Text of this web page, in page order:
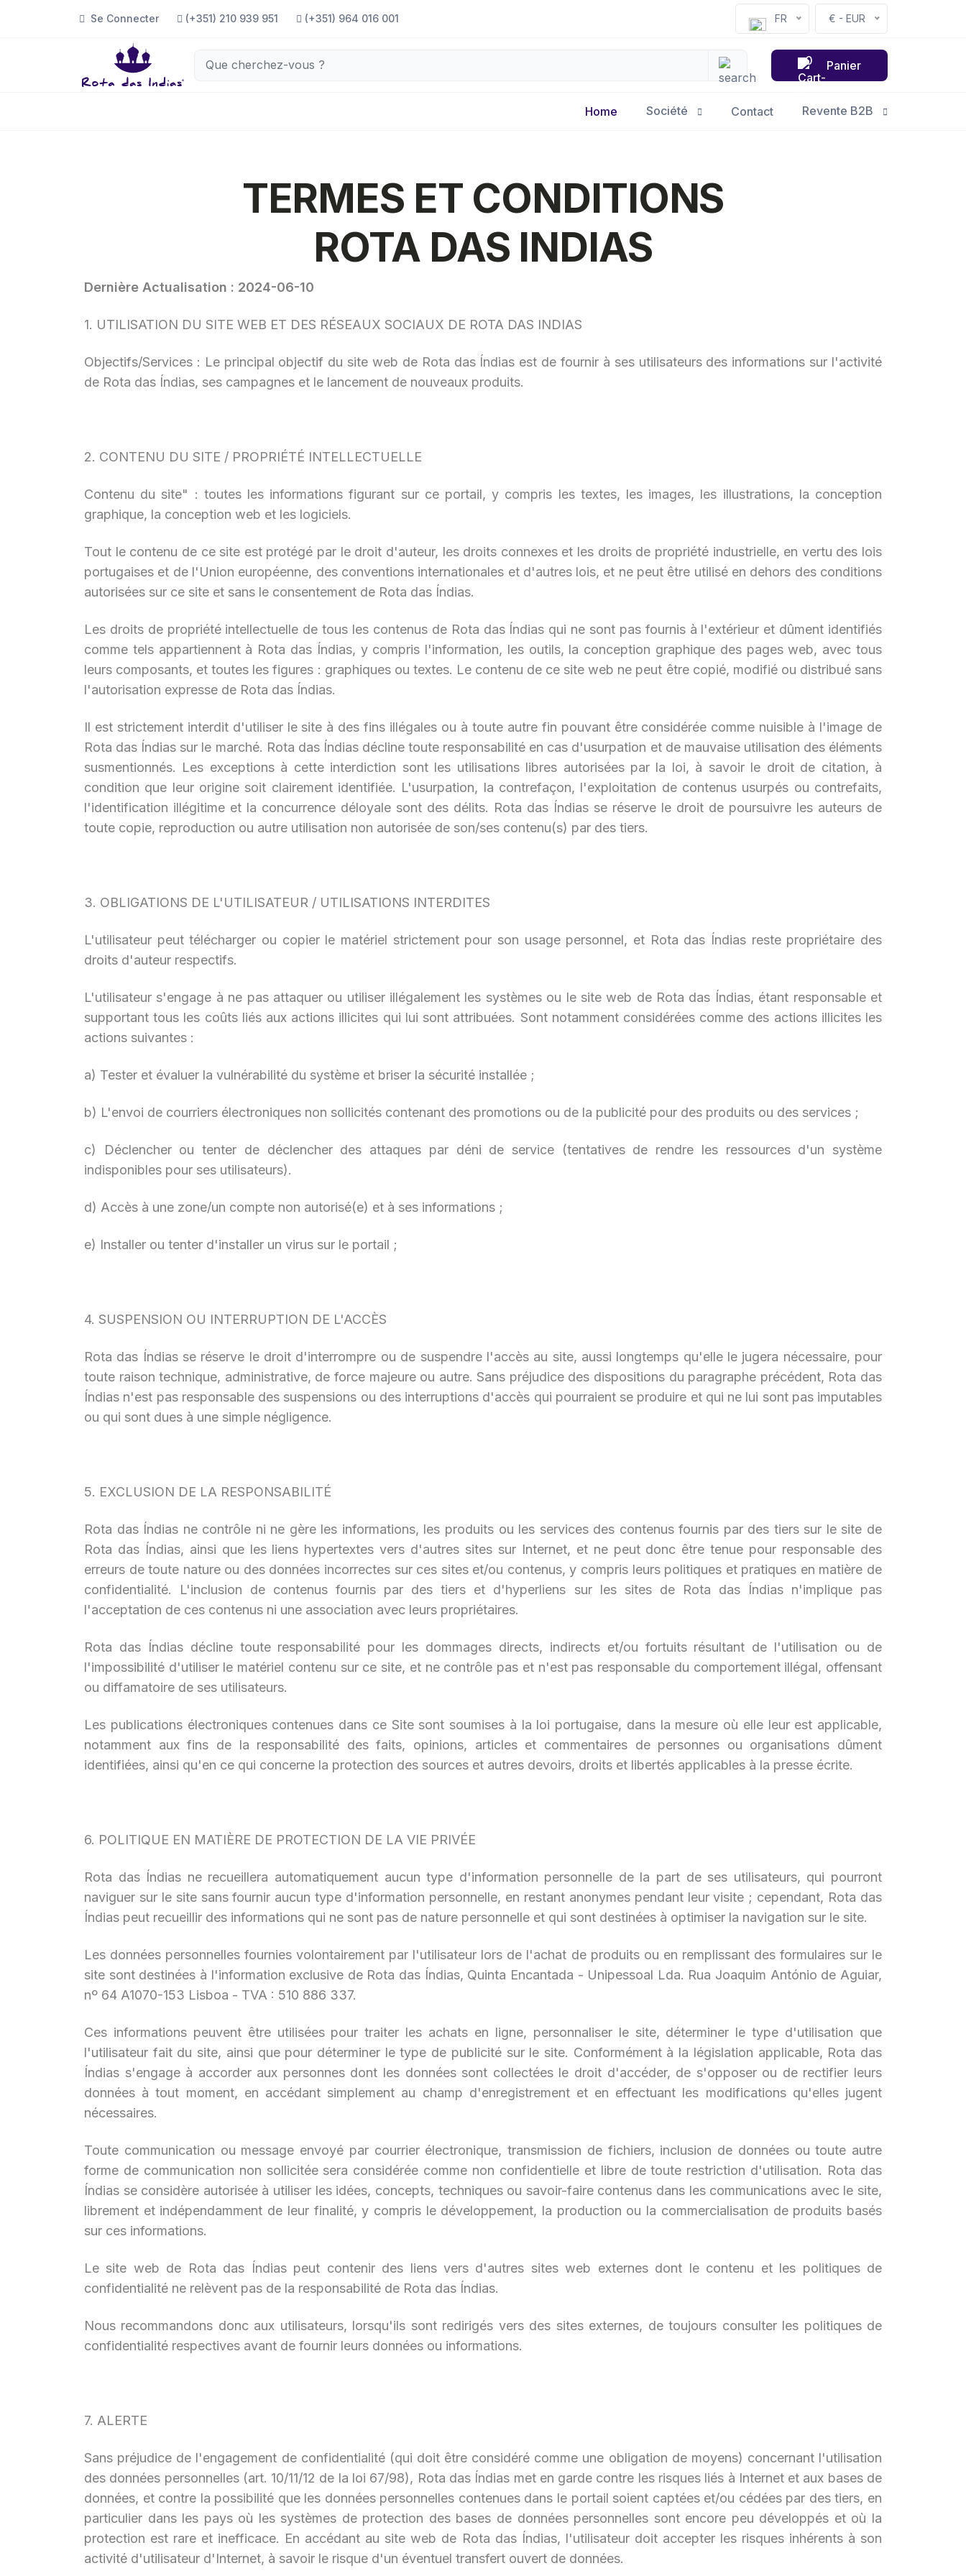
Se Connecter (+351) 210 939 951 (+351) 964 016 001 FR € - EUR
0 Panier
Home Société Contact Revente B2B
TERMES ET CONDITIONS
ROTA DAS INDIAS
Dernière Actualisation : 2024-06-10
1. UTILISATION DU SITE WEB ET DES RÉSEAUX SOCIAUX DE ROTA DAS INDIAS
Objectifs/Services : Le principal objectif du site web de Rota das Índias est de fournir à ses utilisateurs des informations sur l'activité
de Rota das Índias, ses campagnes et le lancement de nouveaux produits.
2. CONTENU DU SITE / PROPRIÉTÉ INTELLECTUELLE
Contenu du site" : toutes les informations figurant sur ce portail, y compris les textes, les images, les illustrations, la conception
graphique, la conception web et les logiciels.
Tout le contenu de ce site est protégé par le droit d'auteur, les droits connexes et les droits de propriété industrielle, en vertu des lois
portugaises et de l'Union européenne, des conventions internationales et d'autres lois, et ne peut être utilisé en dehors des conditions
autorisées sur ce site et sans le consentement de Rota das Índias.
Les droits de propriété intellectuelle de tous les contenus de Rota das Índias qui ne sont pas fournis à l'extérieur et dûment identifiés
comme tels appartiennent à Rota das Índias, y compris l'information, les outils, la conception graphique des pages web, avec tous
leurs composants, et toutes les figures : graphiques ou textes. Le contenu de ce site web ne peut être copié, modifié ou distribué sans
l'autorisation expresse de Rota das Índias.
Il est strictement interdit d'utiliser le site à des fins illégales ou à toute autre fin pouvant être considérée comme nuisible à l'image de
Rota das Índias sur le marché. Rota das Índias décline toute responsabilité en cas d'usurpation et de mauvaise utilisation des éléments
susmentionnés. Les exceptions à cette interdiction sont les utilisations libres autorisées par la loi, à savoir le droit de citation, à
condition que leur origine soit clairement identifiée. L'usurpation, la contrefaçon, l'exploitation de contenus usurpés ou contrefaits,
l'identification illégitime et la concurrence déloyale sont des délits. Rota das Índias se réserve le droit de poursuivre les auteurs de
toute copie, reproduction ou autre utilisation non autorisée de son/ses contenu(s) par des tiers.
3. OBLIGATIONS DE L'UTILISATEUR / UTILISATIONS INTERDITES
L'utilisateur peut télécharger ou copier le matériel strictement pour son usage personnel, et Rota das Índias reste propriétaire des
droits d'auteur respectifs.
L'utilisateur s'engage à ne pas attaquer ou utiliser illégalement les systèmes ou le site web de Rota das Índias, étant responsable et
supportant tous les coûts liés aux actions illicites qui lui sont attribuées. Sont notamment considérées comme des actions illicites les
actions suivantes :
a) Tester et évaluer la vulnérabilité du système et briser la sécurité installée ;
b) L'envoi de courriers électroniques non sollicités contenant des promotions ou de la publicité pour des produits ou des services ;
c) Déclencher ou tenter de déclencher des attaques par déni de service (tentatives de rendre les ressources d'un système
indisponibles pour ses utilisateurs).
d) Accès à une zone/un compte non autorisé(e) et à ses informations ;
e) Installer ou tenter d'installer un virus sur le portail ;
4. SUSPENSION OU INTERRUPTION DE L'ACCÈS
Rota das Índias se réserve le droit d'interrompre ou de suspendre l'accès au site, aussi longtemps qu'elle le jugera nécessaire, pour
toute raison technique, administrative, de force majeure ou autre. Sans préjudice des dispositions du paragraphe précédent, Rota das
Índias n'est pas responsable des suspensions ou des interruptions d'accès qui pourraient se produire et qui ne lui sont pas imputables
ou qui sont dues à une simple négligence.
5. EXCLUSION DE LA RESPONSABILITÉ
Rota das Índias ne contrôle ni ne gère les informations, les produits ou les services des contenus fournis par des tiers sur le site de
Rota das Índias, ainsi que les liens hypertextes vers d'autres sites sur Internet, et ne peut donc être tenue pour responsable des
erreurs de toute nature ou des données incorrectes sur ces sites et/ou contenus, y compris leurs politiques et pratiques en matière de
confidentialité. L'inclusion de contenus fournis par des tiers et d'hyperliens sur les sites de Rota das Índias n'implique pas
l'acceptation de ces contenus ni une association avec leurs propriétaires.
Rota das Índias décline toute responsabilité pour les dommages directs, indirects et/ou fortuits résultant de l'utilisation ou de
l'impossibilité d'utiliser le matériel contenu sur ce site, et ne contrôle pas et n'est pas responsable du comportement illégal, offensant
ou diffamatoire de ses utilisateurs.
Les publications électroniques contenues dans ce Site sont soumises à la loi portugaise, dans la mesure où elle leur est applicable,
notamment aux fins de la responsabilité des faits, opinions, articles et commentaires de personnes ou organisations dûment
identifiées, ainsi qu'en ce qui concerne la protection des sources et autres devoirs, droits et libertés applicables à la presse écrite.
6. POLITIQUE EN MATIÈRE DE PROTECTION DE LA VIE PRIVÉE
Rota das Índias ne recueillera automatiquement aucun type d'information personnelle de la part de ses utilisateurs, qui pourront
naviguer sur le site sans fournir aucun type d'information personnelle, en restant anonymes pendant leur visite ; cependant, Rota das
Índias peut recueillir des informations qui ne sont pas de nature personnelle et qui sont destinées à optimiser la navigation sur le site.
Les données personnelles fournies volontairement par l'utilisateur lors de l'achat de produits ou en remplissant des formulaires sur le
site sont destinées à l'information exclusive de Rota das Índias, Quinta Encantada - Unipessoal Lda. Rua Joaquim António de Aguiar,
nº 64 A1070-153 Lisboa - TVA : 510 886 337.
Ces informations peuvent être utilisées pour traiter les achats en ligne, personnaliser le site, déterminer le type d'utilisation que
l'utilisateur fait du site, ainsi que pour déterminer le type de publicité sur le site. Conformément à la législation applicable, Rota das
Índias s'engage à accorder aux personnes dont les données sont collectées le droit d'accéder, de s'opposer ou de rectifier leurs
données à tout moment, en accédant simplement au champ d'enregistrement et en effectuant les modifications qu'elles jugent
nécessaires.
Toute communication ou message envoyé par courrier électronique, transmission de fichiers, inclusion de données ou toute autre
forme de communication non sollicitée sera considérée comme non confidentielle et libre de toute restriction d'utilisation. Rota das
Índias se considère autorisée à utiliser les idées, concepts, techniques ou savoir-faire contenus dans les communications avec le site,
librement et indépendamment de leur finalité, y compris le développement, la production ou la commercialisation de produits basés
sur ces informations.
Le site web de Rota das Índias peut contenir des liens vers d'autres sites web externes dont le contenu et les politiques de
confidentialité ne relèvent pas de la responsabilité de Rota das Índias.
Nous recommandons donc aux utilisateurs, lorsqu'ils sont redirigés vers des sites externes, de toujours consulter les politiques de
confidentialité respectives avant de fournir leurs données ou informations.
7. ALERTE
Sans préjudice de l'engagement de confidentialité (qui doit être considéré comme une obligation de moyens) concernant l'utilisation
des données personnelles (art. 10/11/12 de la loi 67/98), Rota das Índias met en garde contre les risques liés à Internet et aux bases de
données, et contre la possibilité que les données personnelles contenues dans le portail soient captées et/ou cédées par des tiers, en
particulier dans les pays où les systèmes de protection des bases de données personnelles sont encore peu développés et où la
protection est rare et inefficace. En accédant au site web de Rota das Índias, l'utilisateur doit accepter les risques inhérents à son
activité d'utilisateur d'Internet, à savoir le risque d'un éventuel transfert ouvert de données.